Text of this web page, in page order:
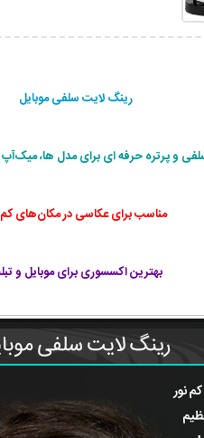
رینگ لایت سلفی موبایل
و پرتره حرفه ای برای مدل ها، میک‌آپ
مناسب برای عکاسی در مکان‌های کم
بهترین اکسسوری برای موبایل و